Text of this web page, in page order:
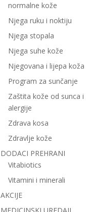
normalne kože
Njega ruku i noktiju
Njega stopala
Njega suhe kože
Njegovana i lijepa koža
Program za sunčanje
Zaštita kože od sunca i
alergije
Zdrava kosa
Zdravlje kože
DODACI PREHRANI
Vitabiotics
Vitamini i minerali
AKCIJE